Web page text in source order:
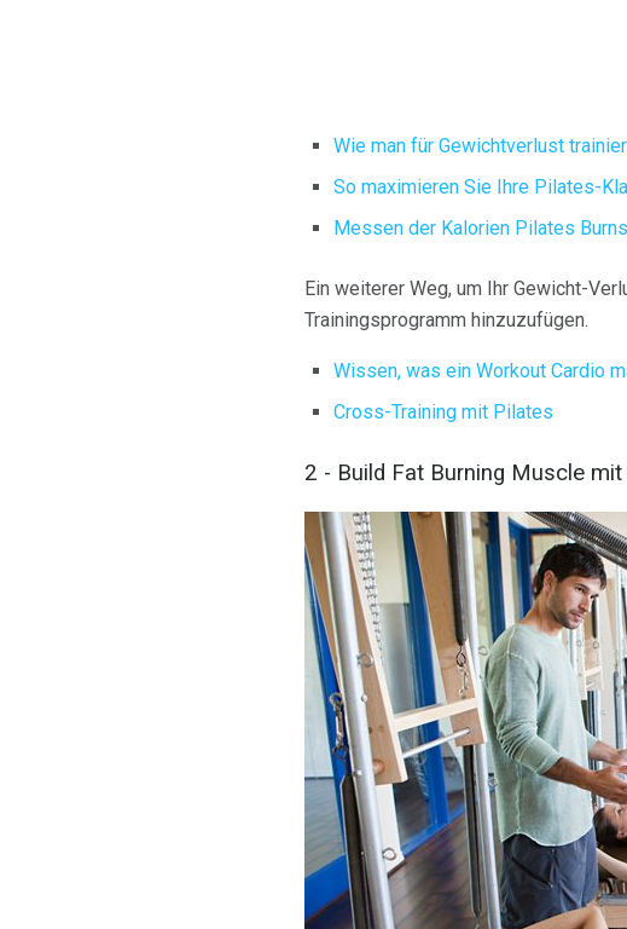
Wie man für Gewichtverlust
So maximieren Sie Ihre Pilates-
Messen der Kalorien Pilates Burns
Ein weiterer Weg, um Ihr Gewicht-
Trainingsprogramm hinzuzufügen.
Wissen, was ein Workout Cardio
Cross-Training mit Pilates
2 - Build Fat Burning Muscle